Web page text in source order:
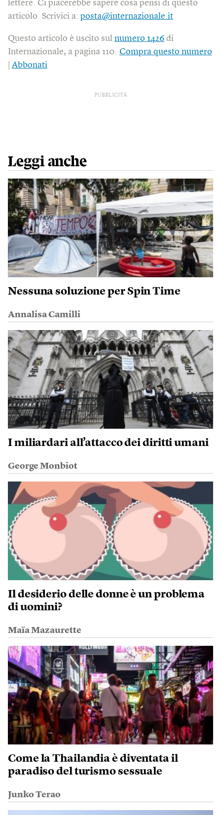
lettere. Ci piacerebbe sapere cosa pensi di questo
articolo. Scrivici a: posta@internazionale.it
Questo articolo è uscito sul numero 1426 di
Internazionale, a pagina 110. Compra questo numero
Abbonati
PUBBLICITÀ
Leggi anche
Nessuna soluzione per Spin Time
Annalisa Camilli
I miliardari all’attacco dei diritti umani
George Monbiot
Il desiderio delle donne è un problema
di uomini?
Maïa Mazaurette
Come la Thailandia è diventata il
paradiso del turismo sessuale
Junko Terao